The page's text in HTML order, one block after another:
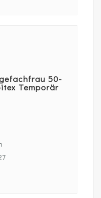
50-
Temporär